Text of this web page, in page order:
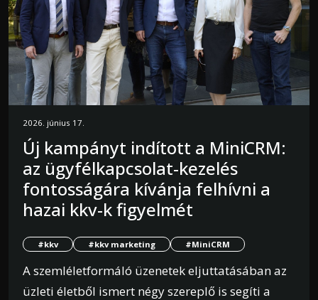
2026. június 17.
Új kampányt indított a MiniCRM:
az ügyfélkapcsolat-kezelés
fontosságára kívánja felhívni a
hazai kkv-k figyelmét
#kkv #kkv marketing #MiniCRM
A szemléletformáló üzenetek eljuttatásában az
üzleti életből ismert négy szereplő is segíti a